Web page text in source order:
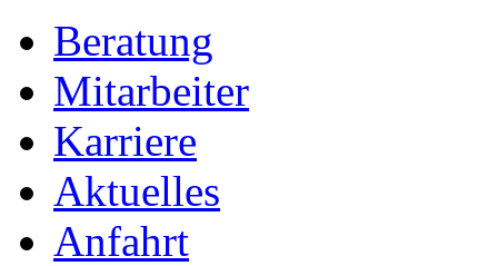
Beratung
Mitarbeiter
Karriere
Aktuelles
Anfahrt